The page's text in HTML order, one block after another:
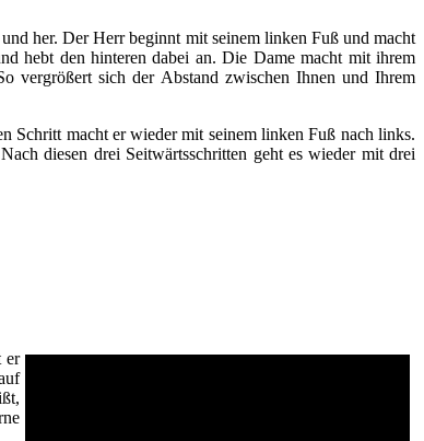
her. Der Herr beginnt mit seinem linken Fuß und macht
hebt den hinteren dabei an. Die Dame macht mit ihrem
vergrößert sich der Abstand zwischen Ihnen und Ihrem
Schritt macht er wieder mit seinem linken Fuß nach links.
diesen drei Seitwärtsschritten geht es wieder mit drei
er